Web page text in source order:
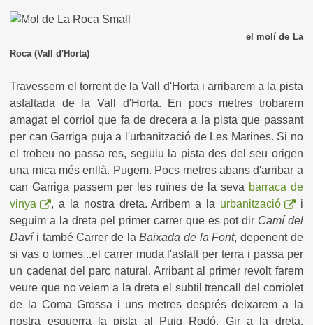
el molí de La
Roca (Vall d'Horta)
Travessem el torrent de la Vall d'Horta i arribarem a la pista
asfaltada de la Vall d'Horta. En pocs metres trobarem
amagat el corriol que fa de drecera a la pista que passant
per can Garriga puja a l'urbanització de Les Marines. Si no
el trobeu no passa res, seguiu la pista des del seu origen
una mica més enllà. Pugem. Pocs metres abans d'arribar a
can Garriga passem per les ruïnes de la seva barraca de
vinya
, a la nostra dreta. Arribem a la urbanització
i
seguim a la dreta pel primer carrer que es pot dir Camí del
Davíi també Carrer de laBaixada de la Font, depenent de
si vas o tornes...el carrer muda l'asfalt per terra i passa per
un cadenat del parc natural. Arribant al primer revolt farem
veure que no veiem a la dreta el subtil trencall del corriolet
de la Coma Grossa i uns metres després deixarem a la
nostra esquerra la pista al Puig Rodó. Gir a la dreta.